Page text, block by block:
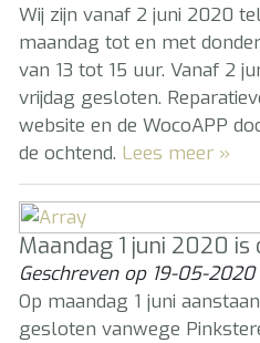
Wij zijn vanaf 2 juni 2020
maandag tot en met
van 13 tot 15 uur. Vanaf 2
vrijdag gesloten.
website en de WocoAPP
de ochtend. Lees meer »
Maandag 1 juni 2020
Geschreven op 19-05-2020
Op maandag 1 juni
gesloten vanwege